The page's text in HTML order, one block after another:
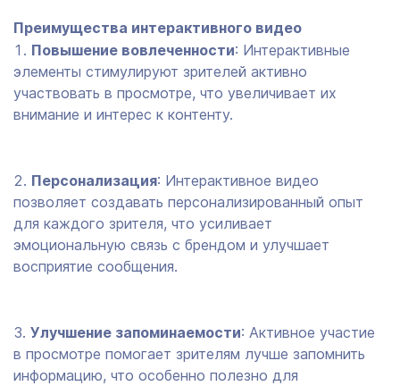
Преимущества интерактивного видео
Повышение вовлеченности: Интерактивные
элементы стимулируют зрителей активно
участвовать в просмотре, что увеличивает их
внимание и интерес к контенту.
Персонализация: Интерактивное видео
позволяет создавать персонализированный опыт
для каждого зрителя, что усиливает
эмоциональную связь с брендом и улучшает
восприятие сообщения.
Улучшение запоминаемости: Активное участие
в просмотре помогает зрителям лучше запомнить
информацию, что особенно полезно для